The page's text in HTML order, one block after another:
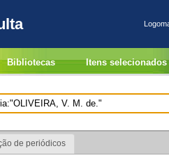
Bibliotecas Itens selecionados
de periódicos